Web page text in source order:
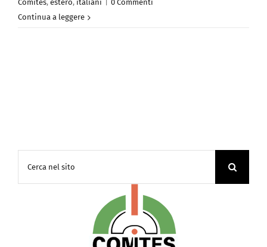
Comites, estero, italiani
0 Commenti
Continua a leggere